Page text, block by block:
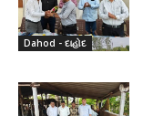
Dahod - દાહોદ